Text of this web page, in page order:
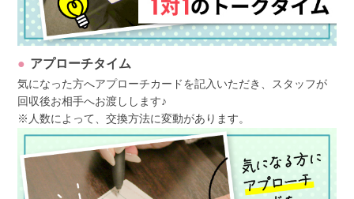
アプローチタイム
気になった方へアプローチカードを記入いただき、スタッフが
回収後お相手へお渡しします♪
※人数によって、交換方法に変動があります。